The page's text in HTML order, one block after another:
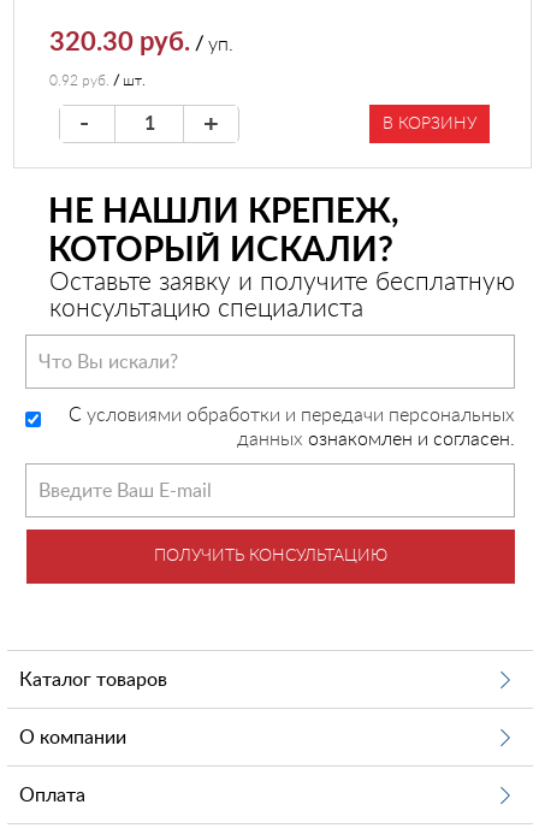
320.30 руб. /уп.
0.92 руб. / шт.
- + В КОРЗИНУ
НЕ НАШЛИ КРЕПЕЖ,
КОТОРЫЙ ИСКАЛИ?
Оставьте заявку и получите бесплатную
консультацию специалиста
C условиями обработки и передачи персональных
данных ознакомлен и согласен.
ПОЛУЧИТЬ КОНСУЛЬТАЦИЮ
Каталог товаров
О компании
Оплата